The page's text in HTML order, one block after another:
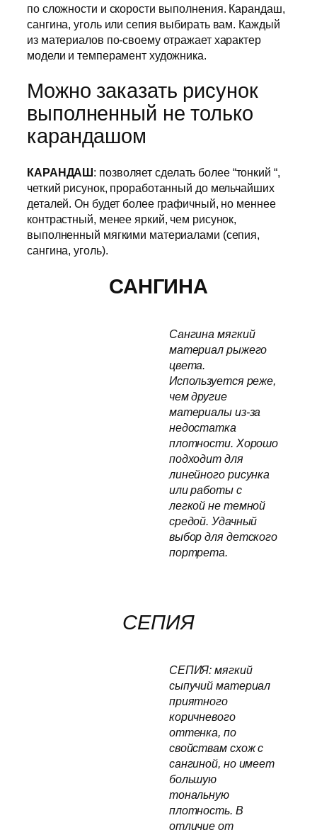
по сложности и скорости выполнения. Карандаш,
сангина, уголь или сепия выбирать вам. Каждый
из материалов по-своему отражает характер
модели и темперамент художника.
Можно заказать рисунок
выполненный не только
карандашом
КАРАНДАШ: позволяет сделать более “тонкий “,
четкий рисунок, проработанный до мельчайших
деталей. Он будет более графичный, но меннее
контрастный, менее яркий, чем рисунок,
выполненный мягкими материалами (сепия,
сангина, уголь).
САНГИНА
Сангина мягкий
материал рыжего
цвета.
Используется реже,
чем другие
материалы из-за
недостатка
плотности. Хорошо
подходит для
линейного рисунка
или работы с
легкой не темной
средой. Удачный
выбор для детского
портрета.
СЕПИЯ
СЕПИЯ: мягкий
сыпучий материал
приятного
коричневого
оттенка, по
свойствам схож с
сангиной, но имеет
большую
тональную
плотность. В
отличие от